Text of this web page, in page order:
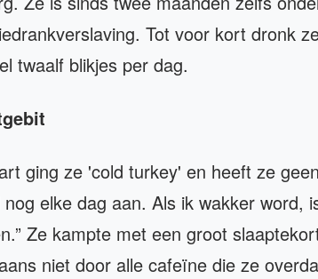
Tot voor kort dronk
twaalf blikjes per dag.
ging ze 'cold turkey' en heeft ze
elke dag aan. Als ik wakker word,
Ze kampte met een groot
niet door alle cafeïne die ze